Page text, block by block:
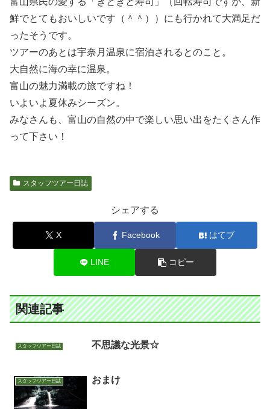
鮮でとてもおいしいです（＾＾））にも行かれて大満足だ
ったそうです。
ツアーのあとは宇奈月温泉に宿泊されるとのこと。
大自然に海の幸に温泉。
富山の魅力満載の旅ですね！
いよいよ夏休みシーズン。
みなさんも、富山の自然の中で楽しい思い出をたくさん作
って下さい！
スタッフツアー日誌
シェアする
X Facebook はてブ
LINE コピー
関連記事
スタッフツアー日誌 不思議な光景☆
スタッフツアー日誌 おまけ